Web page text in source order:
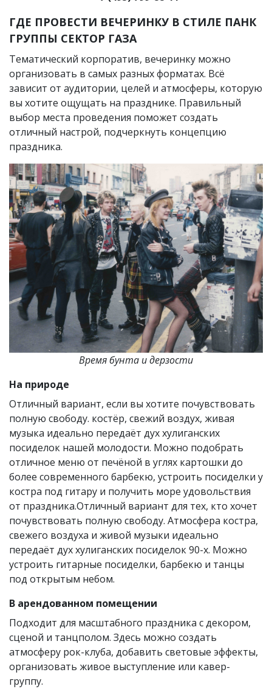
ГДЕ ПРОВЕСТИ ВЕЧЕРИНКУ В СТИЛЕ ПАНК
ГРУППЫ СЕКТОР ГАЗА
Тематический корпоратив, вечеринку можно
организовать в самых разных форматах. Всё
зависит от аудитории, целей и атмосферы, которую
вы хотите ощущать на празднике. Правильный
выбор места проведения поможет создать
отличный настрой, подчеркнуть концепцию
праздника.
Время бунта и дерзости
На природе
Отличный вариант, если вы хотите почувствовать
полную свободу. костёр, свежий воздух, живая
музыка идеально передаёт дух хулиганских
посиделок нашей молодости. Можно подобрать
отличное меню от печёной в углях картошки до
более современного барбекю, устроить посиделки у
костра под гитару и получить море удовольствия
от праздника.Отличный вариант для тех, кто хочет
почувствовать полную свободу. Атмосфера костра,
свежего воздуха и живой музыки идеально
передаёт дух хулиганских посиделок 90-х. Можно
устроить гитарные посиделки, барбекю и танцы
под открытым небом.
В арендованном помещении
Подходит для масштабного праздника с декором,
сценой и танцполом. Здесь можно создать
атмосферу рок-клуба, добавить световые эффекты,
организовать живое выступление или кавер-
группу.